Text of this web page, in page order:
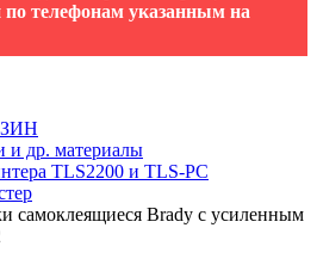
телефонам указанным на
и др. материалы
TLS2200 и TLS-PC
самоклеящиеся Brady с усиленным